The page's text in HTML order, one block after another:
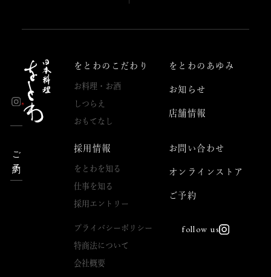
ご予約
をとわのこだわり
お料理・お酒
しつらえ
おもてなし
をとわのあゆみ
お知らせ
店舗情報
採用情報
をとわを知る
仕事を知る
採用エントリー
お問い合わせ
オンラインストア
ご予約
プライバシーポリシー
特商法について
会社概要
follow us